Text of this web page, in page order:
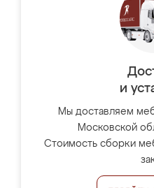
и
Мы доставляем
Московской
Стоимость сборки